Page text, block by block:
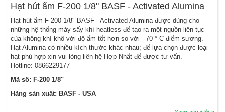
Hạt hút ẩm F-200 1/8" BASF - Activated Alumina
Hạt hút ẩm F-200 1/8" BASF - Activated Alumina được dùng cho
những hệ thống máy sấy khí heatless để tạo ra một nguồn liên tục
của không khí khô với độ ẩm tốt hơn so với -70 ° C điểm sương.
Hạt Alumina có nhiều kích thước khác nhau; để lựa chọn được loại
hạt phù hợp xin vui lòng liên hệ Hợp Nhất để được tư vấn.
Hotline: 0866229177
Mã số: F-200 1/8"
Hãng sản xuất: BASF - USA